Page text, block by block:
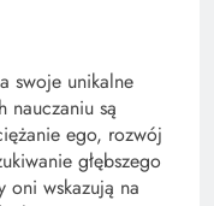
swoje unikalne
nauczaniu są
ego, rozwój
głębszego
oni wskazują na